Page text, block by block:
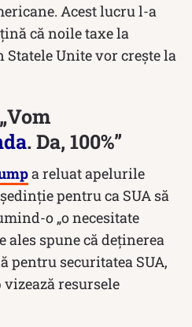
Acest lucru l-a
că noile taxe la
Unite vor creşte la
. Da, 100%”
a reluat apelurile
pentru ca SUA să
o „o necesitate
ales spune că deţinerea
pentru securitatea SUA,
resursele